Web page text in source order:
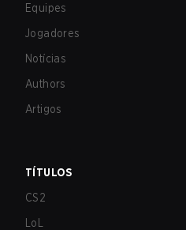
Equipes
Jogadores
Notícias
Authors
Artigos
TÍTULOS
CS2
LoL